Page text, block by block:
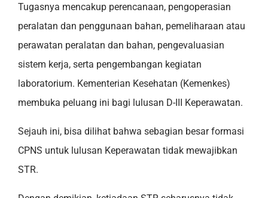
Tugasnya mencakup perencanaan, pengoperasian
peralatan dan penggunaan bahan, pemeliharaan atau
perawatan peralatan dan bahan, pengevaluasian
sistem kerja, serta pengembangan kegiatan
laboratorium. Kementerian Kesehatan (Kemenkes)
membuka peluang ini bagi lulusan D-III Keperawatan.
Sejauh ini, bisa dilihat bahwa sebagian besar formasi
CPNS untuk lulusan Keperawatan tidak mewajibkan
STR.